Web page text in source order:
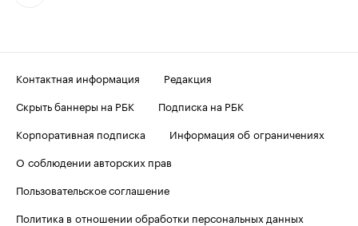
Контактная информация
Редакция
Скрыть баннеры на РБК
Подписка на РБК
Корпоративная подписка
Информация об ограничениях
О соблюдении авторских прав
Пользовательское соглашение
Политика в отношении обработки персональных данных